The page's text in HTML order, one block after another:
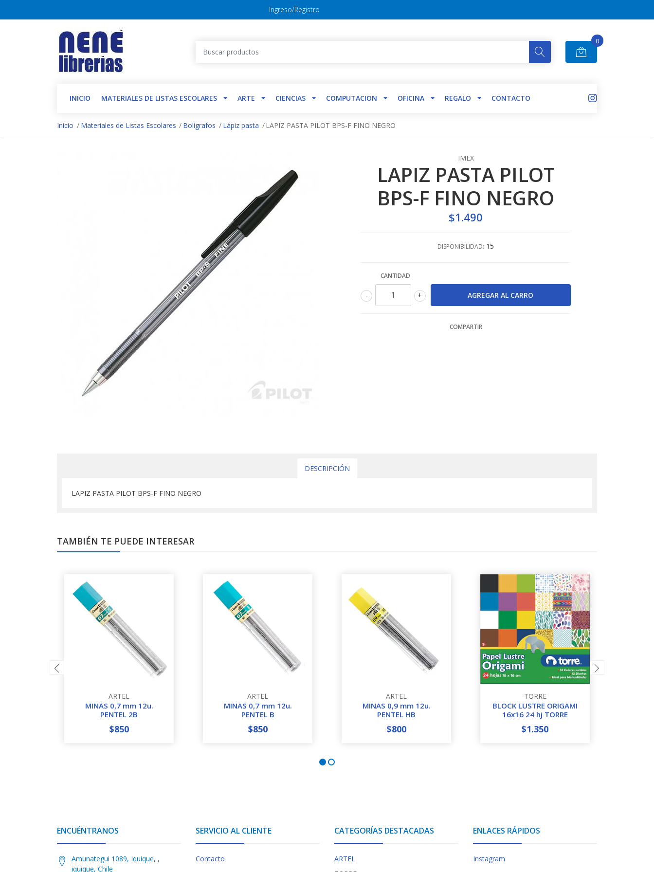
Ingreso/Registro
0
INICIO MATERIALES DE LISTAS ESCOLARES ARTE CIENCIAS COMPUTACION OFICINA REGALO CONTACTO
Inicio Materiales de Listas Escolares Bolígrafos Lápiz pasta LAPIZ PASTA PILOT BPS-F FINO NEGRO
IMEX
LAPIZ PASTA PILOT
BPS-F FINO NEGRO
$1.490
DISPONIBILIDAD: 15
CANTIDAD
+
-
COMPARTIR
DESCRIPCIÓN
LAPIZ PASTA PILOT BPS-F FINO NEGRO
TAMBIÉN TE PUEDE INTERESAR
ARTEL
MINAS 0,7 mm 12u.
PENTEL 2B
+
$850
ARTEL
MINAS 0,7 mm 12u.
PENTEL B
+
$850
ARTEL
MINAS 0,9 mm 12u.
PENTEL HB
+
$800
TORRE
BLOCK LUSTRE ORIGAMI
16x16 24 hj TORRE
+
$1.350
ENCUÉNTRANOS
Amunategui 1089, Iquique, ,
iquique, Chile
SERVICIO AL CLIENTE
Contacto
CATEGORÍAS DESTACADAS
ARTEL
ENLACES RÁPIDOS
Instagram